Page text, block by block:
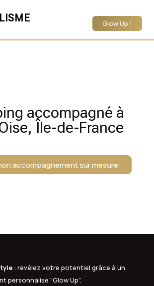
Glow Up !
accompagné à
Île-de-France
accompagnement sur mesure
: révélez votre potentiel grâce à un
personnalisé “Glow Up”.